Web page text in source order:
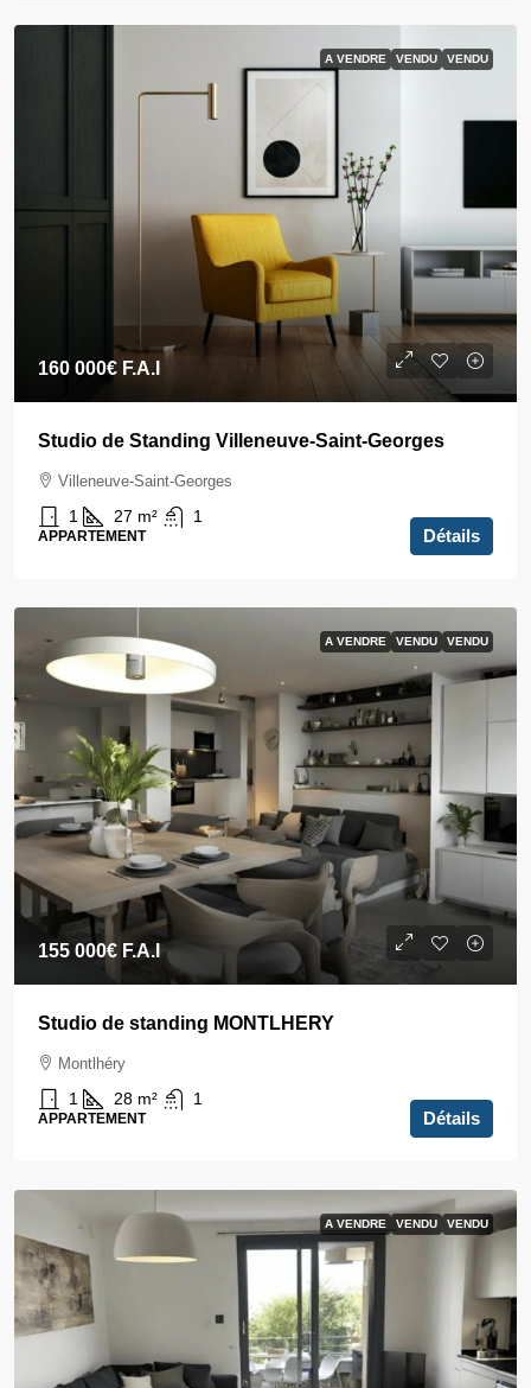
A VENDRE VENDU VENDU
160 000€ F.A.I
Studio de Standing Villeneuve-Saint-Georges
Villeneuve-Saint-Georges
1 27 m² 1
APPARTEMENT Détails
A VENDRE VENDU VENDU
155 000€ F.A.I
Studio de standing MONTLHERY
Montlhéry
1 28 m² 1
APPARTEMENT Détails
A VENDRE VENDU VENDU